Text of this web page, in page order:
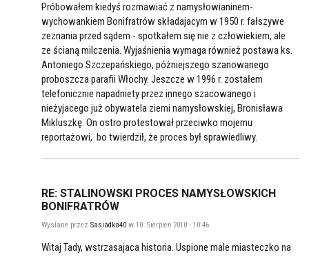
Próbowałem kiedyś rozmawiać z namysłowianinem-
wychowankiem Bonifratrów składajacym w 1950 r. fałszywe
zeznania przed sądem - spotkałem się nie z człowiekiem, ale
ze ścianą milczenia. Wyjaśnienia wymaga również postawa ks.
Antoniego Szczepańskiego, póżniejszego szanowanego
proboszcza parafii Włochy. Jeszcze w 1996 r. zostałem
telefonicznie napadniety przez innego szacowanego i
nieżyjacego już obywatela ziemi namysłowskiej, Bronisława
Mikluszkę. On ostro protestował przeciwko mojemu
reportażowi, bo twierdził, że proces był sprawiedliwy.
RE: STALINOWSKI PROCES NAMYSŁOWSKICH
BONIFRATRÓW
Wysłane przez Sasiadka40 w 10. Sierpień 2010 - 10:46
Witaj Tady, wstrzasajaca historia. Uspione male miasteczko na